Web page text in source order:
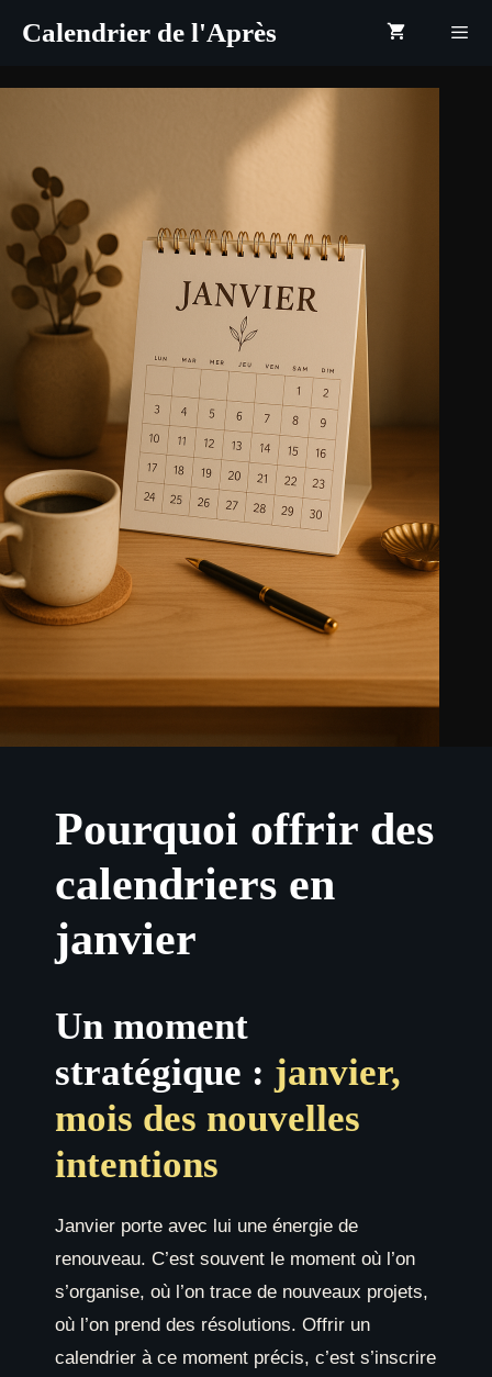
Calendrier de l'Après
Pourquoi offrir des
calendriers en
janvier
Un moment
stratégique : janvier,
mois des nouvelles
intentions
Janvier porte avec lui une énergie de
renouveau. C’est souvent le moment où l’on
s’organise, où l’on trace de nouveaux projets,
où l’on prend des résolutions. Offrir un
calendrier à ce moment précis, c’est s’inscrire